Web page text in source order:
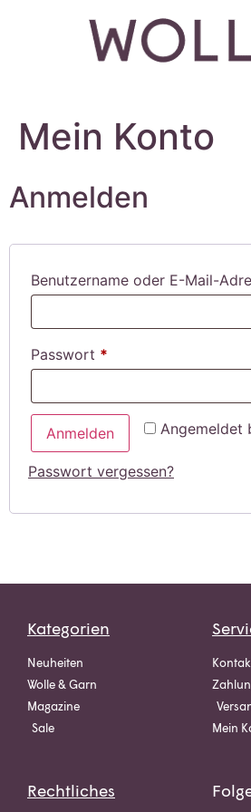
Mein Konto
Anmelden
Benutzername oder E-Mail-
Passwort *
Angemeldet
Anmelden
Passwort vergessen?
Kategorien
Neuheiten
Wolle & Garn
Magazine
Sale
Mein
Rechtliches